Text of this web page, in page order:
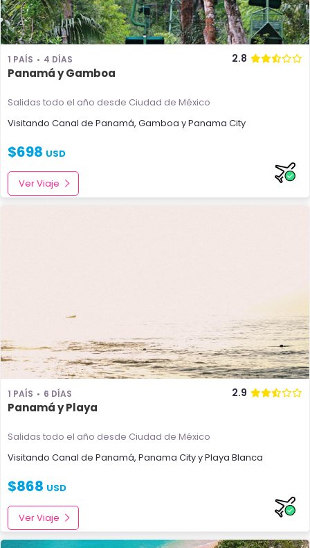
1 PAÍS 4 DÍAS 2.8
Panamá y Gamboa
Salidas todo el año desde Ciudad de México
Visitando Canal de Panamá, Gamboa yPanama City
$698 USD
Ver Viaje
1 PAÍS 6 DÍAS 2.9
Panamá y Playa
Salidas todo el año desde Ciudad de México
Visitando Canal de Panamá, Panama CityyPlaya Blanca
$868 USD
Ver Viaje